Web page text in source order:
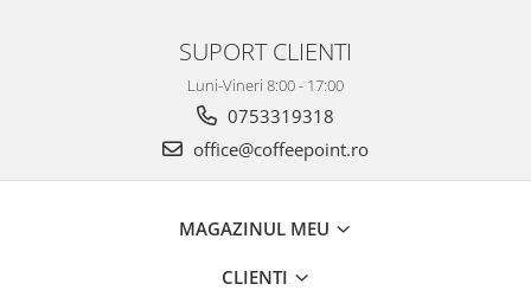
SUPORT CLIENTI
Luni-Vineri 8:00 - 17:00
0753319318
office@coffeepoint.ro
MAGAZINUL MEU
CLIENTI